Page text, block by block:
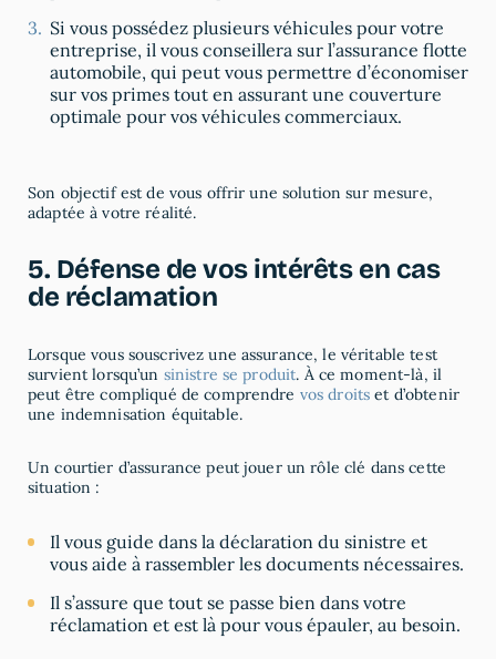
Si vous possédez plusieurs véhicules pour votre
entreprise, il vous conseillera sur l’assurance flotte
automobile, qui peut vous permettre d’économiser
sur vos primes tout en assurant une couverture
optimale pour vos véhicules commerciaux.
Son objectif est de vous offrir une solution sur mesure,
adaptée à votre réalité.
5. Défense de vos intérêts en cas
de réclamation
Lorsque vous souscrivez une assurance, le véritable test
survient lorsqu’un sinistre se produit. À ce moment-là, il
peut être compliqué de comprendre vos droits et d’obtenir
une indemnisation équitable.
Un courtier d’assurance peut jouer un rôle clé dans cette
situation :
Il vous guide dans la déclaration du sinistre et
vous aide à rassembler les documents nécessaires.
Il s’assure que tout se passe bien dans votre
réclamation et est là pour vous épauler, au besoin.